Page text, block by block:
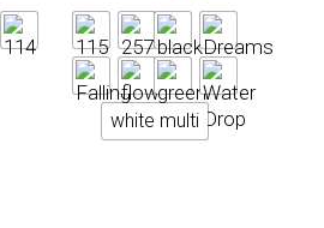
white multi